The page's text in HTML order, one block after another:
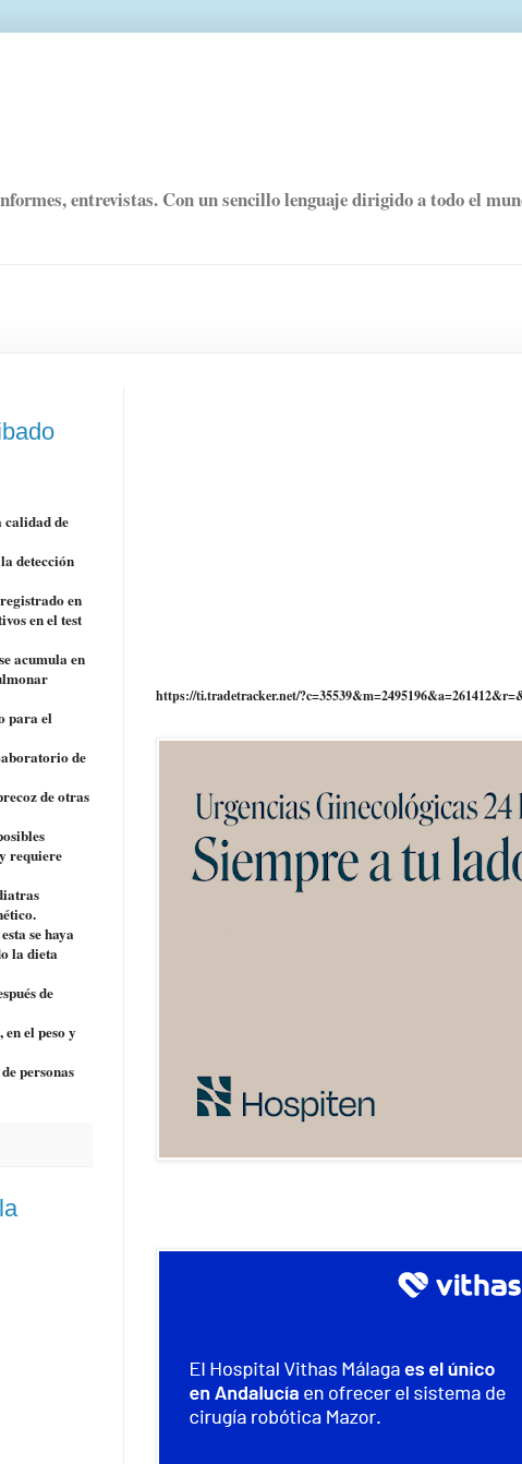
entrevistas. Con un sencillo lenguaje dirigido a todo el
calidad de
detección
en
en el test
acumula en
para el
de
de otras
requiere
se haya
la dieta
de
el peso y
personas
https://ti.tradetracker.net/